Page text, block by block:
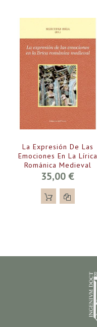
La Expresión De Las
Emociones En La Lírica
Románica Medieval
35,00 €